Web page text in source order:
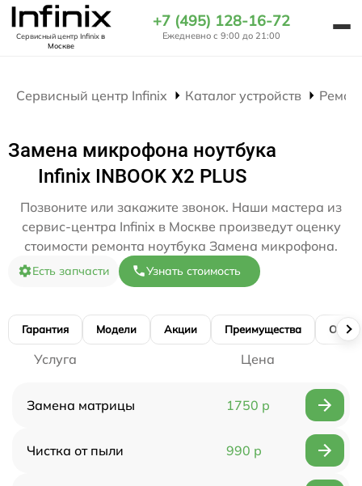
Сервисный центр Infinixв
Москве
+7 (495) 128-16-72
Ежедневно с 9:00 до 21:00
Сервисный центр Infinix Каталог устройств
Замена микрофона ноутбука
Infinix INBOOK X2 PLUS
Позвоните или закажите звонок. Наши мастера из
сервис-центра Infinix в Москве произведут оценку
стоимости ремонта ноутбука Замена микрофона.
Есть запчасти Узнать стоимость
Гарантия Модели Акции Преимущества
Услуга Цена
Замена матрицы 1750 р
Чистка от пыли 990 р